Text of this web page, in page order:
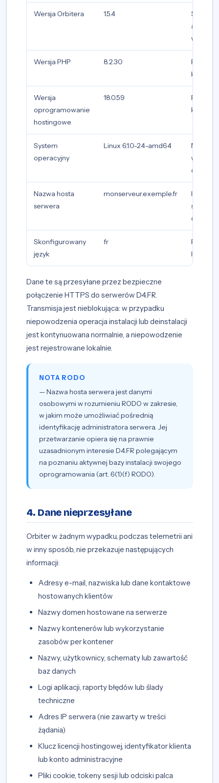
Wersja Orbitera 1.5.4
adopcji
wersji
Wersja PHP 8.2.30
Pokrycie
Wersja
oprogramowanie
hostingowe
18.0.59
Pokrycie
System
operacyjny
Linux 6.1.0-24-amd64
Metryki
wsparcia
Nazwa hosta
serwera
monserveur.exemple.fr
serwera,
Skonfigurowany
język
fr
Dane te są przesyłane przez bezpieczne
połączenie HTTPS do serwerów D4.FR.
Transmisja jest nieblokująca: w przypadku
niepowodzenia operacja instalacji lub deinstalacji
jest kontynuowana normalnie, a niepowodzenie
jest rejestrowane lokalnie.
NOTA RODO
— Nazwa hosta serwera jest danymi
osobowymi w rozumieniu RODO w zakresie,
w jakim może umożliwiać pośrednią
identyfikację administratora serwera. Jej
przetwarzanie opiera się na prawnie
uzasadnionym interesie D4.FR polegającym
na poznaniu aktywnej bazy instalacji swojego
oprogramowania (art. 6(1)(f) RODO).
4. Dane nieprzesyłane
Orbiter w żadnym wypadku, podczas telemetrii ani
w inny sposób, nie przekazuje następujących
informacji:
Adresy e-mail, nazwiska lub dane kontaktowe
hostowanych klientów
Nazwy domen hostowane na serwerze
Nazwy kontenerów lub wykorzystanie
zasobów per kontener
Nazwy, użytkownicy, schematy lub zawartość
baz danych
Logi aplikacji, raporty błędów lub ślady
techniczne
Adres IP serwera (nie zawarty w treści
żądania)
Klucz licencji hostingowej, identyfikator klienta
lub konto administracyjne
Pliki cookie, tokeny sesji lub odciski palca